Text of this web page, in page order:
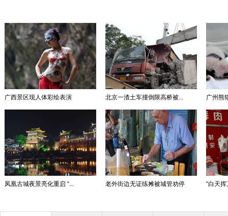
广西景区现人体彩绘表演 北京一渣土车撞倒限高桥被... 广州熊
凤凰古城夜景亮化重启 “... 老外街边无证练摊被城管劝停 “白天